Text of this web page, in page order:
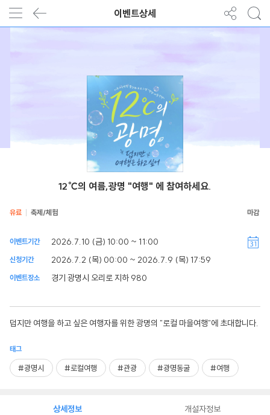
이벤트상세
12℃의 여름,광명 "여행" 에 참여하세요.
유료 축제/체험
이벤트기간 2026.7.10 (금) 10:00 ~ 11:00
신청기간 2026.7.2 (목) 00:00 ~ 2026.7.9 (목) 17:59
이벤트장소 경기 광명시 오리로 지하 980
덥지만 여행을 하고 싶은 여행자를 위한 광명의 "로컬 마을여행"에 초대합니다.
태그
#광명시 #로컬여행 #관광 #광명동굴 #여행
상세정보 개설자정보